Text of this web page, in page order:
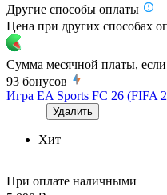
Другие способы оплаты
Цена при других способах
Сумма месячной платы, если
93 бонусов
Игра EA Sports FC 26 (FIFA
Удалить
Хит
При оплате наличными